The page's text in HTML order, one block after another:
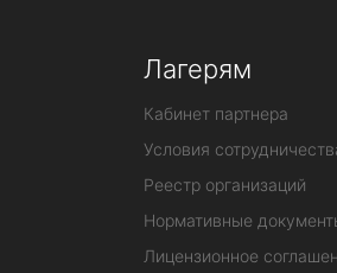
Лагерям
Кабинет партнера
Условия
Реестр организаций
Нормативные
Лицензионное